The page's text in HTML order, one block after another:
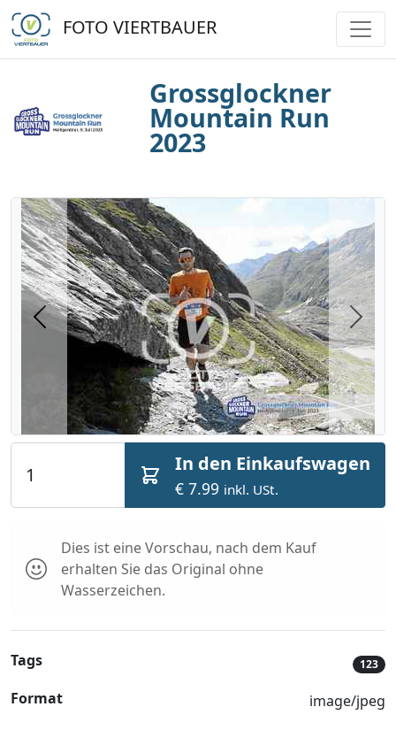
FOTO VIERTBAUER
Grossglockner
Mountain Run
2023
Previous Next
In den Einkaufswagen
€ 7.99 inkl. USt.
Dies ist eine Vorschau, nach dem Kauf
erhalten Sie das Original ohne
Wasserzeichen.
Tags 123
Format
image/jpeg